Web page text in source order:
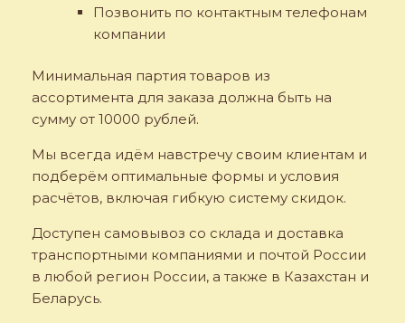
Позвонить по контактным телефонам
компании
Минимальная партия товаров из
ассортимента для заказа должна быть на
сумму от 10000 рублей.
Мы всегда идём навстречу своим клиентам и
подберём оптимальные формы и условия
расчётов, включая гибкую систему скидок.
Доступен самовывоз со склада и доставка
транспортными компаниями и почтой России
в любой регион России, а также в Казахстан и
Беларусь.